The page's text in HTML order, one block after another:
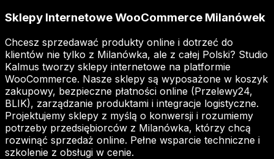
Sklepy Internetowe WooCommerce Milanówek
Chcesz sprzedawać produkty online i dotrzeć do
klientów nie tylko z Milanówka, ale z całej Polski? Studio
Kalmus tworzy sklepy internetowe na platformie
WooCommerce. Nasze sklepy są wyposażone w koszyk
zakupowy, bezpieczne płatności online (Przelewy24,
BLIK), zarządzanie produktami i integracje logistyczne.
Projektujemy sklepy z myślą o konwersji i rozumiemy
potrzeby przedsiębiorców z Milanówka, którzy chcą
rozwinąć sprzedaż online. Pełne wsparcie techniczne i
szkolenie z obsługi w cenie.